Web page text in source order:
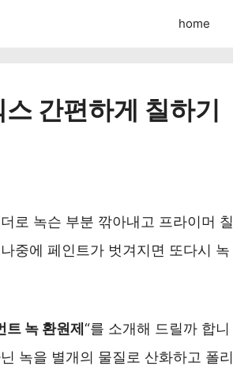
home
간편하게 칠하기
로 녹슨 부분 깎아내고 프라이머 칠
중에 페인트가 벗겨지면 또다시 녹
트 녹 환원제“를 소개해 드릴까 합니
녹을 별개의 물질로 산화하고 폴리